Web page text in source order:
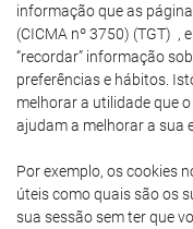
informação que as
(CICMA nº 3750) (TGT) ,
“recordar” informação
preferências e hábitos.
melhorar a utilidade que
ajudam a melhorar a sua
Por exemplo, os cookies
úteis como quais são os
sua sessão sem ter que